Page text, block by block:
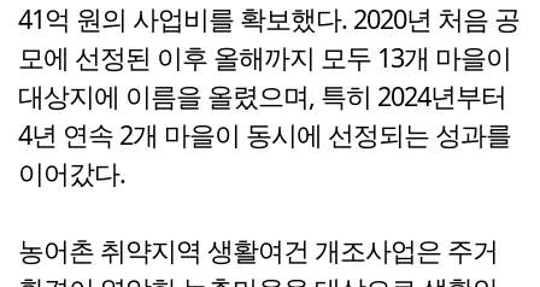
41억 원의 사업비를 확보했다. 2020년 처음 공
모에 선정된 이후 올해까지 모두 13개 마을이
대상지에 이름을 올렸으며, 특히 2024년부터
4년 연속 2개 마을이 동시에 선정되는 성과를
이어갔다.
농어촌 취약지역 생활여건 개조사업은 주거